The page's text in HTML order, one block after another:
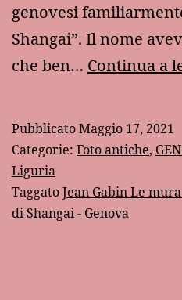
genovesi
Shangai”. Il nome
che ben… Continua a
PubblicatoMaggio 17, 2021
Categorie: Foto antiche,
Liguria
TaggatoJean Gabin Le
di Shangai - Genova